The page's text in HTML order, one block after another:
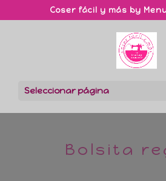
Coser fácil y más by
Seleccionar página
Bolsita